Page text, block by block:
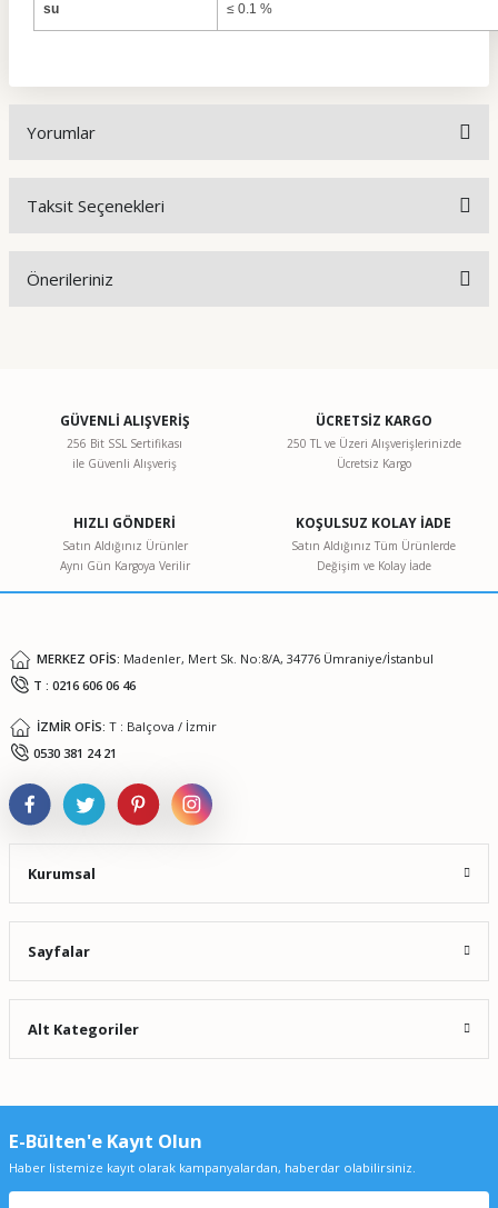
su ≤ 0.1 %
Yorumlar
Taksit Seçenekleri
Önerileriniz
Görüş ve önerileriniz için teşekkür ederiz.
Ürün resmi kalitesiz, bozuk veya görüntülenemiyor.
Ürün bilgilerinde hatalar bulunuyor.
Ürün fiyatı diğer sitelerden daha pahalı.
GÜVENLİ ALIŞVERİŞ
256 Bit SSL Sertifikası
ile Güvenli Alışveriş
ÜCRETSİZ KARGO
250 TL ve Üzeri Alışverişlerinizde
Ücretsiz Kargo
HIZLI GÖNDERİ
Satın Aldığınız Ürünler
Aynı Gün Kargoya Verilir
KOŞULSUZ KOLAY İADE
Satın Aldığınız Tüm Ürünlerde
Değişim ve Kolay İade
MERKEZ OFİS: Madenler, Mert Sk. No:8/A, 34776 Ümraniye/İstanbul
T : 0216 606 06 46
İZMİR OFİS: T : Balçova / İzmir
0530 381 24 21
Kurumsal
Sayfalar
Alt Kategoriler
E-Bülten'e Kayıt Olun
Haber listemize kayıt olarak kampanyalardan, haberdar olabilirsiniz.